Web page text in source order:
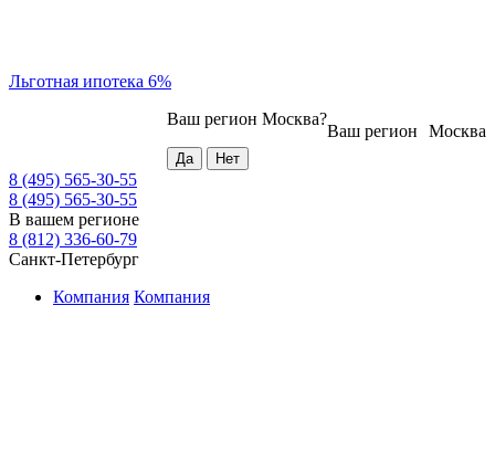
Льготная ипотека 6%
Москва
Ваш регион
Ваш регион Москва?
8 (495) 565-30-55
8 (495) 565-30-55
В вашем регионе
8 (812) 336-60-79
Санкт-Петербург
Компания Компания